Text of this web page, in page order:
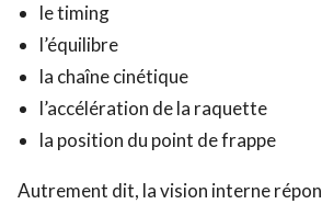
le timing
l’équilibre
la chaîne cinétique
l’accélération de la raquette
la position du point de frappe
Autrement dit, la vision interne